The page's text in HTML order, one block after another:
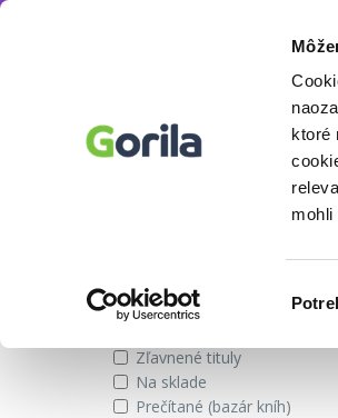
ktoré
Chloé Weinfeld
Knihy autora
Zobraziť iba
Zľavnené tituly
Na sklade
Prečítané (bazár kníh)